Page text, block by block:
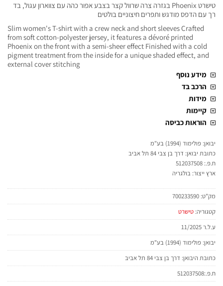
טישרט Phoenix בגזרה צרה שרוול קצר בצבע אפור כהה עם צווארון עגול, בד
רך עם הדפס מודגש ותפרים חיצוניים בולטים
Slim women's T-shirt with a crew neck and short sleeves Crafted
from soft cotton-polyester jersey, it features a dévoré printed
Phoenix on the front with a semi-sheer effect Finished with a cold
pigment treatment from the inside for a unique shaded effect, and
external cover stitching
מידע נוסף
הרכב בד
מידות
קיימות
הוראות כביסה
יבואן: פולימוד (1994) בע"מ
כתובת יבואן: דרך בן צבי 84 תל אביב
ח.פ.: 512037508
ארץ ייצור: בולגריה
מק"ט: 700233590
קטגוריה: טישרט
ע.ל.ר 11/2025
יבואן: פולימוד (1994) בע"מ
כתובת היבואן: דרך בן צבי 84 תל אביב
ח.פ.:512037508